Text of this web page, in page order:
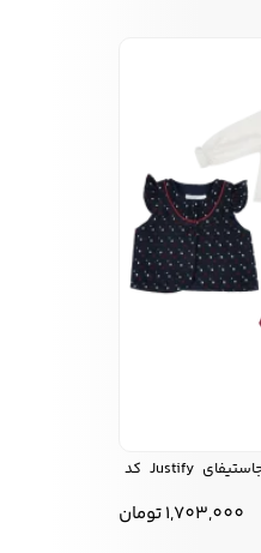
ست سه تیکه دخترانه جاستیفای Justify کد
1,703,000تومان